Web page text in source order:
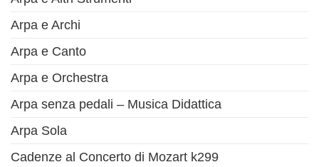
Arpa e Archi
Arpa e Canto
Arpa e Orchestra
Arpa senza pedali – Musica Didattica
Arpa Sola
Cadenze al Concerto di Mozart k299